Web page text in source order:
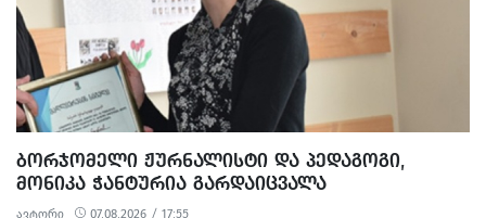
ᲑᲝᲠᲯᲝᲛᲔᲚᲘ ᲟᲣᲠᲜᲐᲚᲘᲡᲢᲘ ᲓᲐ ᲞᲔᲓᲐᲒᲝᲒᲘ,
ᲛᲝᲜᲘᲙᲐ ᲭᲐᲜᲢᲣᲠᲘᲐ ᲒᲐᲠᲓᲐᲘᲪᲕᲐᲚᲐ
ავტორი 07.08.2026 / 17:55